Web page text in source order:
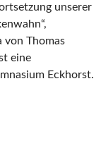
unserer
von Thomas
eine
Eckhorst.